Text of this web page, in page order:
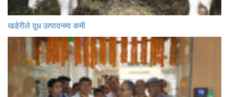
खडेरीले दूध उत्पादनमा कमी